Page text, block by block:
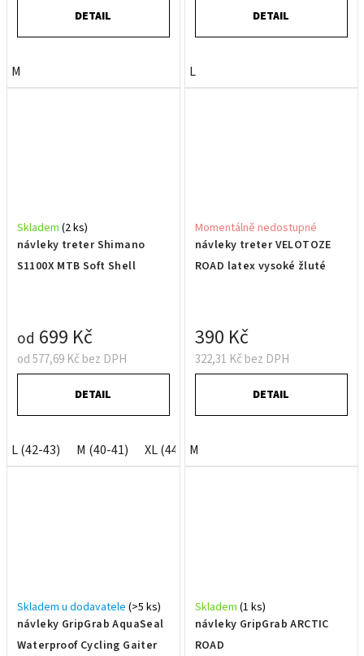
DETAIL
M
DETAIL
L
návleky treter Shimano
S1100X MTB Soft Shell
Skladem (2 ks)
od 577,69 Kč bez DPH
od 699 Kč
DETAIL
L (42-43) M (40-41) XL (44-46)
návleky treter VELOTOZE
ROAD latex vysoké žluté
Momentálně nedostupné
322,31 Kč bez DPH
390 Kč
DETAIL
M
návleky GripGrab AquaSeal
Waterproof Cycling Gaiter
Skladem u dodavatele (>5 ks)
návleky GripGrab ARCTIC
ROAD
Skladem (1 ks)